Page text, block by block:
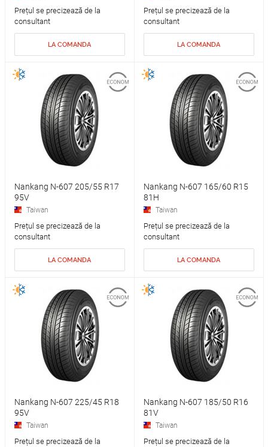
Prețul se precizează de la
consultant
LA COMANDA
Prețul se precizează de la
consultant
LA COMANDA
Nankang N-607 205/55 R17
95V
Taiwan
Prețul se precizează de la
consultant
LA COMANDA
Nankang N-607 165/60 R15
81H
Taiwan
Prețul se precizează de la
consultant
LA COMANDA
Nankang N-607 225/45 R18
95V
Taiwan
Prețul se precizează de la
Nankang N-607 185/50 R16
81V
Taiwan
Prețul se precizează de la